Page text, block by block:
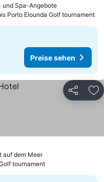
und Spa-Angebote
Porto Elounda Golf tournament
Preise sehen
Teilen
auf dem Meer
tournament